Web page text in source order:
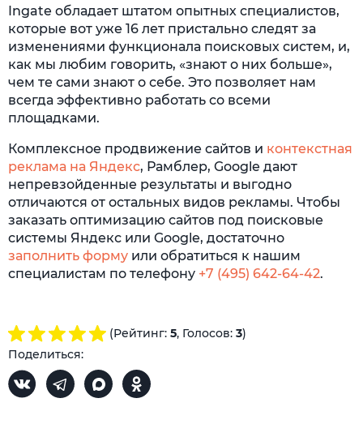
Ingate обладает штатом опытных специалистов,
которые вот уже 16 лет пристально следят за
изменениями функционала поисковых систем, и,
как мы любим говорить, «знают о них больше»,
чем те сами знают о себе. Это позволяет нам
всегда эффективно работать со всеми
площадками.
Комплексное продвижение сайтов и контекстная
реклама на Яндекс, Рамблер, Google дают
непревзойденные результаты и выгодно
отличаются от остальных видов рекламы. Чтобы
заказать оптимизацию сайтов под поисковые
системы Яндекс или Google, достаточно
заполнить форму или обратиться к нашим
специалистам по телефону +7 (495) 642-64-42.
(Рейтинг: 5, Голосов: 3)
Поделиться: